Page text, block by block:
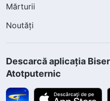
Mărturii
Noutăți
Descarcă aplicația
Atotputernic